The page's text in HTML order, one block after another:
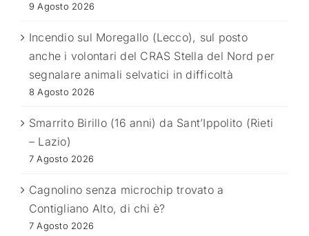
9 Agosto 2026
Incendio sul Moregallo (Lecco), sul posto
anche i volontari del CRAS Stella del Nord per
segnalare animali selvatici in difficoltà
8 Agosto 2026
Smarrito Birillo (16 anni) da Sant’Ippolito (Rieti
– Lazio)
7 Agosto 2026
Cagnolino senza microchip trovato a
Contigliano Alto, di chi è?
7 Agosto 2026